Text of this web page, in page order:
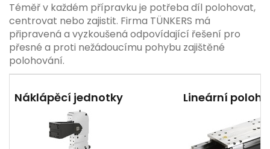
Téměř v každém přípravku je potřeba díl polohovat,
centrovat nebo zajistit. Firma TÜNKERS má
připravená a vyzkoušená odpovídající řešení pro
přesné a proti nežádoucímu pohybu zajištěné
polohování.
Náklápěcí jednotky Lineární